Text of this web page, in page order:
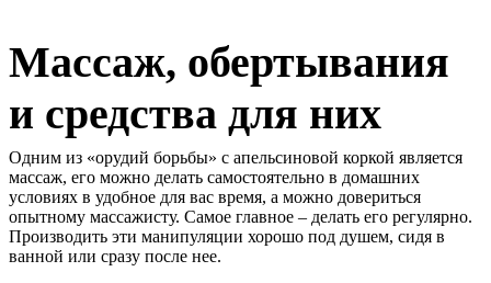
Массаж, обертывания
и средства для них
Одним из «орудий борьбы» с апельсиновой коркой является
массаж, его можно делать самостоятельно в домашних
условиях в удобное для вас время, а можно довериться
опытному массажисту. Самое главное – делать его регулярно.
Производить эти манипуляции хорошо под душем, сидя в
ванной или сразу после нее.